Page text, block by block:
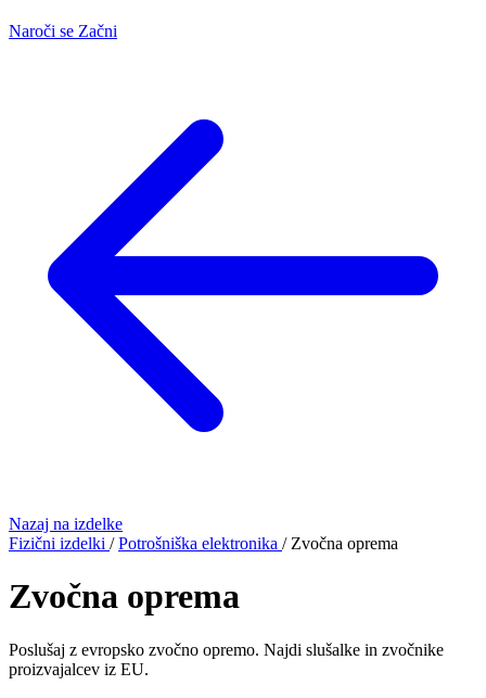
Naroči se Začni
Nazaj na izdelke
Fizični izdelki / Potrošniška elektronika / Zvočna oprema
Zvočna oprema
Poslušaj z evropsko zvočno opremo. Najdi slušalke in zvočnike
proizvajalcev iz EU.